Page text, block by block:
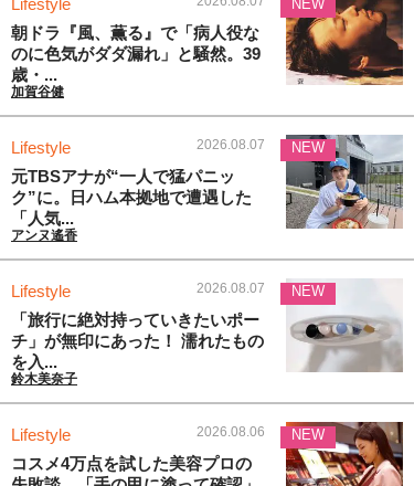
Lifestyle
朝ドラ『風、薫る』で「病人役な
のに色気がダダ漏れ」と騒然。39
歳・...
加賀谷健
NEW
Lifestyle 2026.08.07
元TBSアナが“一人で猛パニッ
ク”に。日ハム本拠地で遭遇した
「人気...
アンヌ遙香
NEW
Lifestyle 2026.08.07
「旅行に絶対持っていきたいポー
チ」が無印にあった！ 濡れたもの
を入...
鈴木美奈子
NEW
Lifestyle 2026.08.06
コスメ4万点を試した美容プロの
NEW